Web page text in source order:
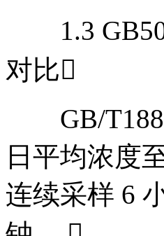
1.3
对比
GB/
日平均浓度
连续采样 6